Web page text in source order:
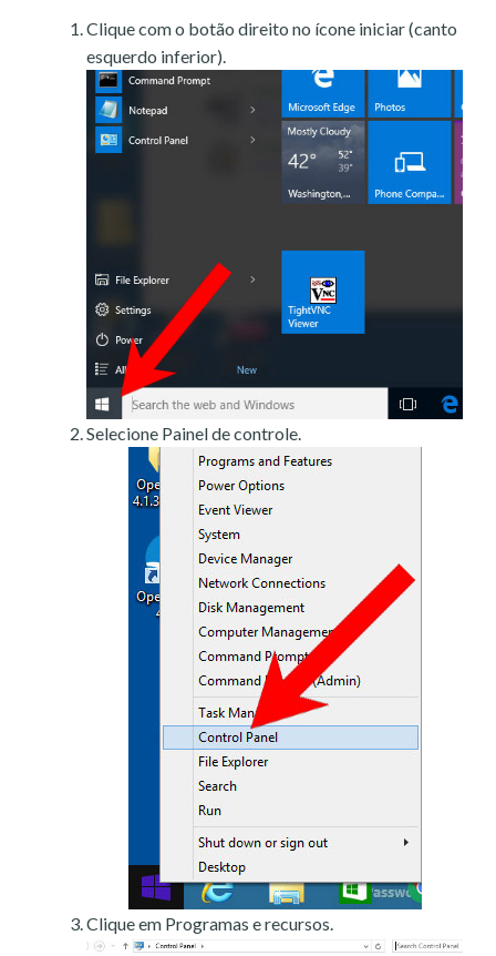
Clique com o botão direito no ícone iniciar (canto
esquerdo inferior).
Selecione Painel de controle.
Clique em Programas e recursos.